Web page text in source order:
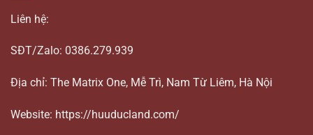
Liên hệ:
SĐT/Zalo: 0386.279.939
Địa chỉ: The Matrix One, Mễ Trì, Nam Từ Liêm, Hà Nội
Website: https://huuducland.com/